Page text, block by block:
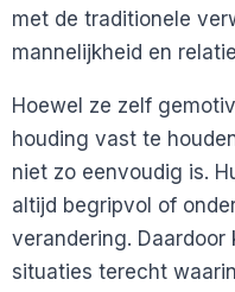
met de traditionele
mannelijkheid en
Hoewel ze zelf
houding vast te
niet zo eenvoudig is.
altijd begripvol of
verandering. Daardoor
situaties terecht